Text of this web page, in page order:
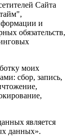
Сайта
и
обязательств,
моих
сбор, запись,
является
данных».